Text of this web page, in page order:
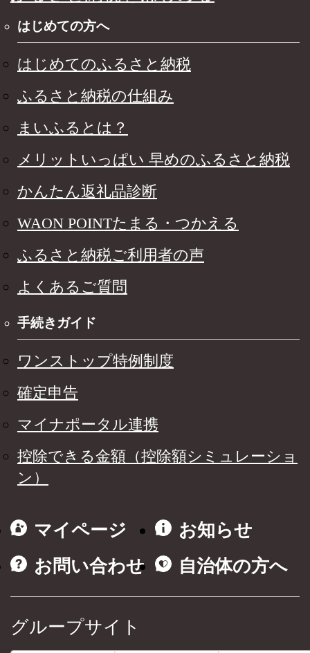
はじめての方へ
はじめてのふるさと納税
ふるさと納税の仕組み
まいふるとは？
メリットいっぱい 早めのふるさと納税
かんたん返礼品診断
WAON POINTたまる・つかえる
ふるさと納税ご利用者の声
よくあるご質問
手続きガイド
ワンストップ特例制度
確定申告
マイナポータル連携
控除できる金額（控除額シミュレーショ
ン）
マイページ
お知らせ
お問い合わせ
自治体の方へ
グループサイト